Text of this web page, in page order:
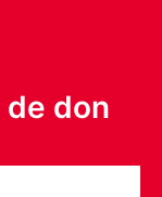
don